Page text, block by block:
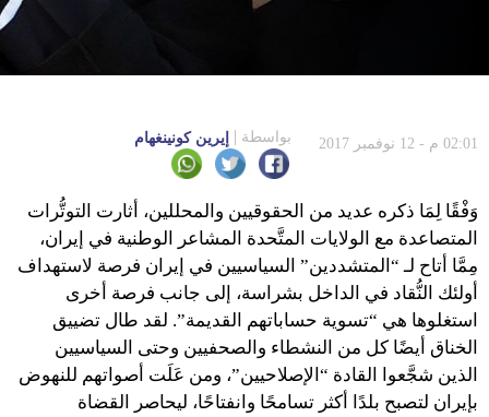
02:01 م - 12 نوفمبر 2017 بواسطة إيرين كونينغهام
وَفْقًا لِمَا ذكره عديد من الحقوقيين والمحللين، أثارت التوتُّرات
المتصاعدة مع الولايات المتَّحدة المشاعر الوطنية في إيران،
مِمَّا أتاح لـ “المتشددين” السياسيين في إيران فرصة لاستهداف
أولئك النُّقاد في الداخل بشراسة، إلى جانب فرصة أخرى
استغلوها هي “تسوية حساباتهم القديمة”. لقد طال تضييق
الخناق أيضًا كل من النشطاء والصحفيين وحتى السياسيين
الذين شجَّعوا القادة “الإصلاحيين”، ومن عَلَت أصواتهم للنهوض
بإيران لتصبح بلدًا أكثر تسامحًا وانفتاحًا، ليحاصر القضاة